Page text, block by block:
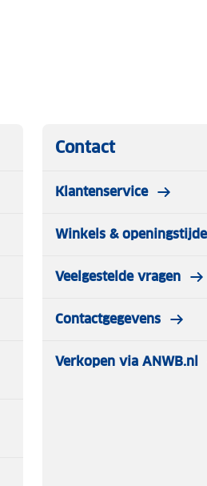
Contact
Klantenservice
Winkels &
Veelgestelde vragen
Contactgegevens
Verkopen via ANWB.nl